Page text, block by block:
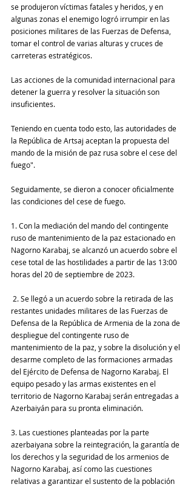
se produjeron víctimas fatales y heridos, y en
algunas zonas el enemigo logró irrumpir en las
posiciones militares de las Fuerzas de Defensa,
tomar el control de varias alturas y cruces de
carreteras estratégicos.
Las acciones de la comunidad internacional para
detener la guerra y resolver la situación son
insuficientes.
Teniendo en cuenta todo esto, las autoridades de
la República de Artsaj aceptan la propuesta del
mando de la misión de paz rusa sobre el cese del
fuego".
Seguidamente, se dieron a conocer oficialmente
las condiciones del cese de fuego.
1. Con la mediación del mando del contingente
ruso de mantenimiento de la paz estacionado en
Nagorno Karabaj, se alcanzó un acuerdo sobre el
cese total de las hostilidades a partir de las 13:00
horas del 20 de septiembre de 2023.
restantes unidades militares de las Fuerzas de
Defensa de la República de Armenia de la zona de
despliegue del contingente ruso de
mantenimiento de la paz, y sobre la disolución y el
desarme completo de las formaciones armadas
del Ejército de Defensa de Nagorno Karabaj. El
equipo pesado y las armas existentes en el
territorio de Nagorno Karabaj serán entregadas a
Azerbaiyán para su pronta eliminación.
3. Las cuestiones planteadas por la parte
azerbaiyana sobre la reintegración, la garantía de
los derechos y la seguridad de los armenios de
Nagorno Karabaj, así como las cuestiones
relativas a garantizar el sustento de la población